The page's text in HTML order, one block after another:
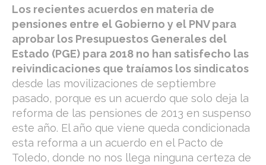
Los recientes acuerdos en materia de
pensiones entre el Gobierno y el PNV para
aprobar los Presupuestos Generales del
Estado (PGE) para 2018 no han satisfecho las
reivindicaciones que traíamos los sindicatos
desde las movilizaciones de septiembre
pasado, porque es un acuerdo que solo deja la
reforma de las pensiones de 2013 en suspenso
este año. El año que viene queda condicionada
esta reforma a un acuerdo en el Pacto de
Toledo, donde no nos llega ninguna certeza de